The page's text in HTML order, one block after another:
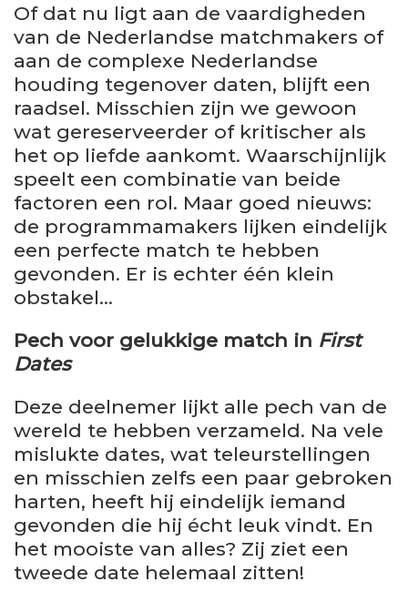
Of dat nu ligt aan de vaardigheden
van de Nederlandse matchmakers of
aan de complexe Nederlandse
houding tegenover daten, blijft een
raadsel. Misschien zijn we gewoon
wat gereserveerder of kritischer als
het op liefde aankomt. Waarschijnlijk
speelt een combinatie van beide
factoren een rol. Maar goed nieuws:
de programmamakers lijken eindelijk
een perfecte match te hebben
gevonden. Er is echter één klein
obstakel…
Pech voor gelukkige match in First
Dates
Deze deelnemer lijkt alle pech van de
wereld te hebben verzameld. Na vele
mislukte dates, wat teleurstellingen
en misschien zelfs een paar gebroken
harten, heeft hij eindelijk iemand
gevonden die hij écht leuk vindt. En
het mooiste van alles? Zij ziet een
tweede date helemaal zitten!